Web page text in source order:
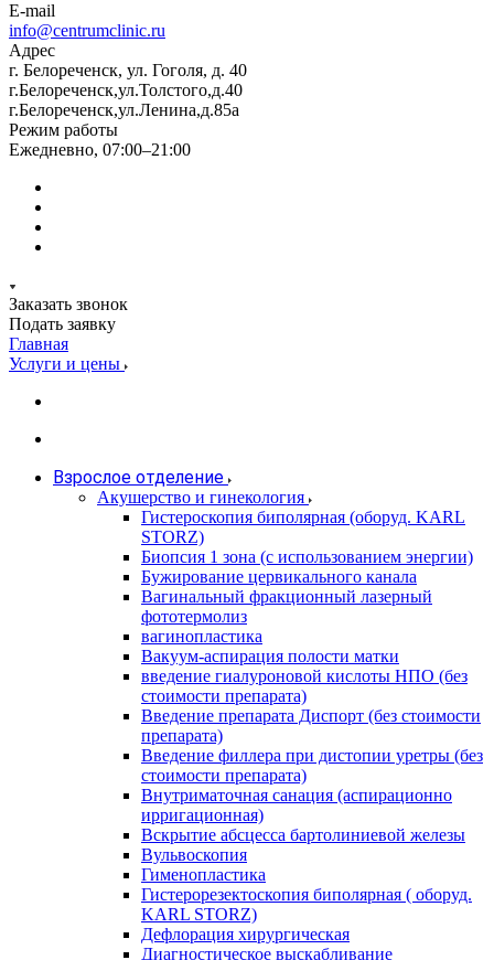
E-mail
info@centrumclinic.ru
Адрес
г. Белореченск, ул. Гоголя, д. 40
г.Белореченск,ул.Толстого,д.40
г.Белореченск,ул.Ленина,д.85а
Режим работы
Ежедневно, 07:00–21:00
Заказать звонок
Подать заявку
Главная
Услуги и цены
Взрослое отделение
Акушерство и гинекология
Гистероскопия биполярная (оборуд. KARL
STORZ)
Биопсия 1 зона (с использованием энергии)
Бужирование цервикального канала
Вагинальный фракционный лазерный
фототермолиз
вагинопластика
Вакуум-аспирация полости матки
введение гиалуроновой кислоты НПО (без
стоимости препарата)
Введение препарата Диспорт (без стоимости
препарата)
Введение филлера при дистопии уретры (без
стоимости препарата)
Внутриматочная санация (аспирационно
ирригационная)
Вскрытие абсцесса бартолиниевой железы
Вульвоскопия
Гименопластика
Гистерорезектоскопия биполярная ( оборуд.
KARL STORZ)
Дефлорация хирургическая
Диагностическое выскабливание